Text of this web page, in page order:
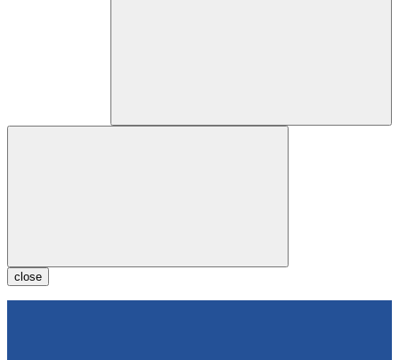
close